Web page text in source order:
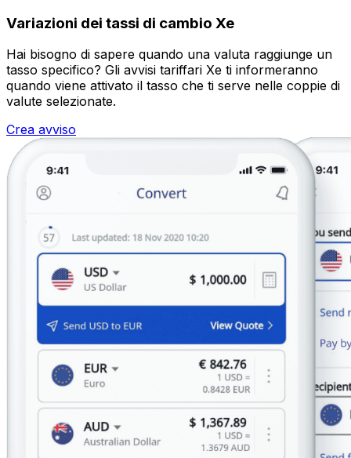
Variazioni dei tassi di cambio Xe
Hai bisogno di sapere quando una valuta raggiunge un
tasso specifico? Gli avvisi tariffari Xe ti informeranno
quando viene attivato il tasso che ti serve nelle coppie di
valute selezionate.
Crea avviso